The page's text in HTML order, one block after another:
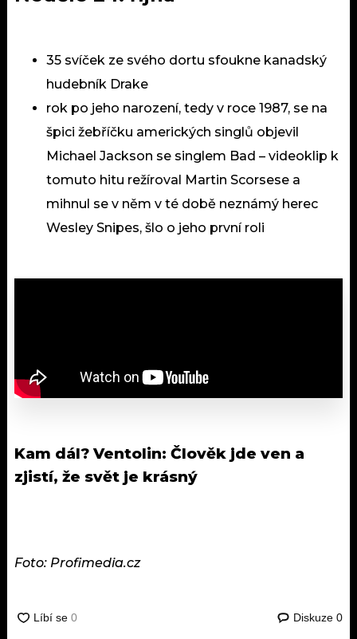
35 svíček ze svého dortu sfoukne kanadský
hudebník Drake
rok po jeho narození, tedy v roce 1987, se na
špici žebříčku amerických singlů objevil
Michael Jackson se singlem Bad – videoklip k
tomuto hitu režíroval Martin Scorsese a
mihnul se v něm v té době neznámý herec
Wesley Snipes, šlo o jeho první roli
Kam dál? Ventolin: Člověk jde ven a
zjistí, že svět je krásný
Foto: Profimedia.cz
Diskuze 0